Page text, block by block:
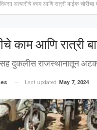
दिवसा आचारीचे काम आणि रात्री बाईक चोरीचा
काम आणि रात्री
दुकलीस राजस्थानातून
Last updated May 7, 2024